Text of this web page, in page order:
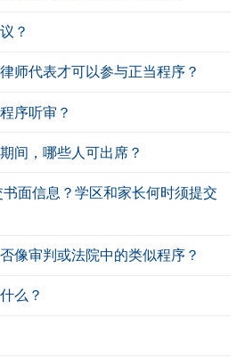
？
师代表才可以参与正当程序？
序听审？
间，哪些人可出席？
面信息？学区和家长何时须提交
像审判或法院中的类似程序？
么？